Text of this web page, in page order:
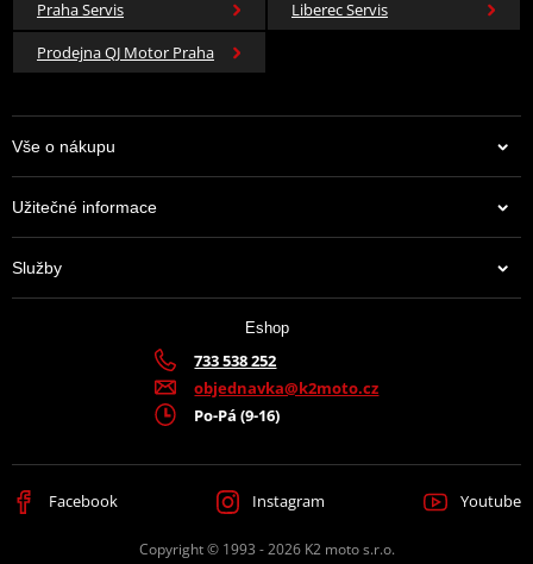
Praha Servis
Liberec Servis
Prodejna QJ Motor Praha
Vše o nákupu
Užitečné informace
Služby
Eshop
733 538 252
objednavka@k2moto.cz
Po-Pá (9-16)
Facebook Instagram Youtube
Copyright © 1993 - 2026 K2 moto s.r.o.